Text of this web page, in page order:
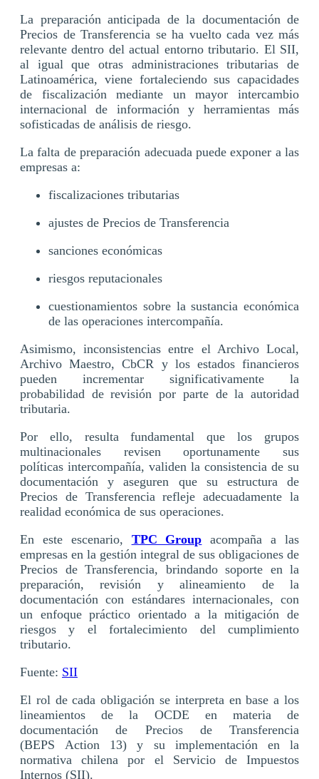
La preparación anticipada de la documentación de
Precios de Transferencia se ha vuelto cada vez más
relevante dentro del actual entorno tributario. El SII,
al igual que otras administraciones tributarias de
Latinoamérica, viene fortaleciendo sus capacidades
de fiscalización mediante un mayor intercambio
internacional de información y herramientas más
sofisticadas de análisis de riesgo.
La falta de preparación adecuada puede exponer a las
empresas a:
fiscalizaciones tributarias
ajustes de Precios de Transferencia
sanciones económicas
riesgos reputacionales
cuestionamientos sobre la sustancia económica
de las operaciones intercompañía.
Asimismo, inconsistencias entre el Archivo Local,
Archivo Maestro, CbCR y los estados financieros
pueden incrementar significativamente la
probabilidad de revisión por parte de la autoridad
tributaria.
Por ello, resulta fundamental que los grupos
multinacionales revisen oportunamente sus
políticas intercompañía, validen la consistencia de su
documentación y aseguren que su estructura de
Precios de Transferencia refleje adecuadamente la
realidad económica de sus operaciones.
En este escenario, TPC Group acompaña a las
empresas en la gestión integral de sus obligaciones de
Precios de Transferencia, brindando soporte en la
preparación, revisión y alineamiento de la
documentación con estándares internacionales, con
un enfoque práctico orientado a la mitigación de
riesgos y el fortalecimiento del cumplimiento
tributario.
Fuente: SII
El rol de cada obligación se interpreta en base a los
lineamientos de la OCDE en materia de
documentación de Precios de Transferencia
(BEPS Action 13) y su implementación en la
normativa chilena por el Servicio de Impuestos
Internos (SII).